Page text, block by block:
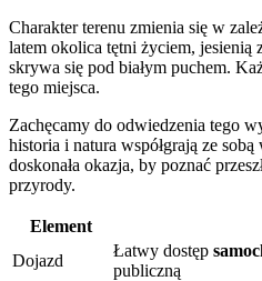
Charakter terenu zmienia się w
latem okolica tętni życiem, jesienią
skrywa się pod białym puchem.
tego miejsca.
Zachęcamy do odwiedzenia tego
historia i natura współgrają ze
doskonała okazja, by poznać
przyrody.
Element
Dojazd
Łatwy dostęp
publiczną